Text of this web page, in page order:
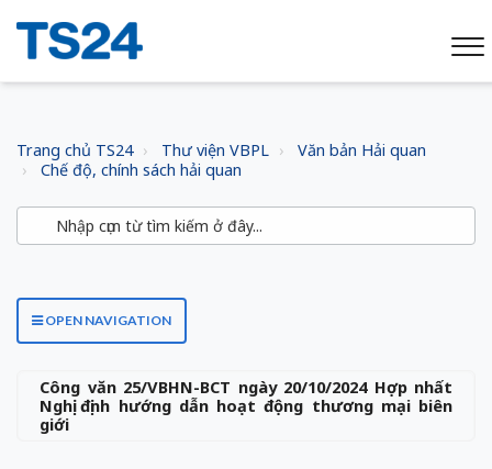
Trang chủ TS24 Thư viện VBPL
Văn bản Hải quan
Chế độ, chính sách hải quan
OPEN NAVIGATION
Công văn 25/VBHN-BCT ngày 20/10/2024 Hợp nhất
Nghị định hướng dẫn hoạt động thương mại biên
giới